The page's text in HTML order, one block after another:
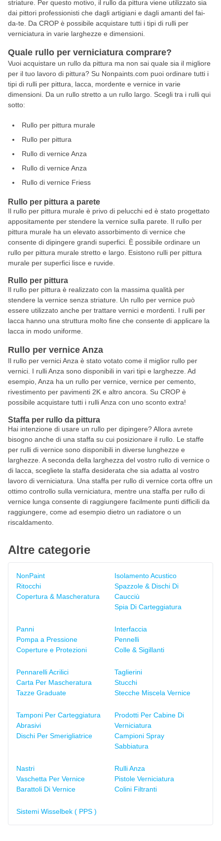
striature. Per questo motivo, il rullo da pittura viene utilizzato sia
dai pittori professionisti che dagli artigiani e dagli amanti del fai-
da-te. Da CROP è possibile acquistare tutti i tipi di rulli per
verniciatura in varie larghezze e dimensioni.
Quale rullo per verniciatura comprare?
Vuoi acquistare un rullo da pittura ma non sai quale sia il migliore
per il tuo lavoro di pittura? Su Nonpaints.com puoi ordinare tutti i
tipi di rulli per pittura, lacca, mordente e vernice in varie
dimensioni. Da un rullo stretto a un rullo largo. Scegli tra i rulli qui
sotto:
Rullo per pittura murale
Rullo per pittura
Rullo di vernice Anza
Rullo di vernice Anza
Rullo di vernice Friess
Rullo per pittura a parete
Il rullo per pittura murale è privo di pelucchi ed è stato progettato
appositamente per stendere la vernice sulla parete. Il rullo per
pittura murale ha un elevato assorbimento di vernice che
consente di dipingere grandi superfici. È possibile ordinare un
rullo per pittura murale stretto e largo. Esistono rulli per pittura
murale per superfici lisce e ruvide.
Rullo per pittura
Il rullo per pittura è realizzato con la massima qualità per
stendere la vernice senza striature. Un rullo per vernice può
essere utilizzato anche per trattare vernici e mordenti. I rulli per
lacca hanno una struttura molto fine che consente di applicare la
lacca in modo uniforme.
Rullo per vernice Anza
Il rullo per vernici Anza è stato votato come il miglior rullo per
vernici. I rulli Anza sono disponibili in vari tipi e larghezze. Ad
esempio, Anza ha un rullo per vernice, vernice per cemento,
rivestimento per pavimenti 2K e altro ancora. Su CROP è
possibile acquistare tutti i rulli Anza con uno sconto extra!
Staffa per rullo da pittura
Hai intenzione di usare un rullo per dipingere? Allora avrete
bisogno anche di una staffa su cui posizionare il rullo. Le staffe
per rulli di vernice sono disponibili in diverse lunghezze e
larghezze. A seconda della larghezza del vostro rullo di vernice o
di lacca, scegliete la staffa desiderata che sia adatta al vostro
lavoro di verniciatura. Una staffa per rullo di vernice corta offre un
ottimo controllo sulla verniciatura, mentre una staffa per rullo di
vernice lunga consente di raggiungere facilmente punti difficili da
raggiungere, come ad esempio dietro un radiatore o un
riscaldamento.
Altre categorie
NonPaint
Ritocchi
Copertura & Mascheratura
Isolamento Acustico
Spazzole & Dischi Di
Caucciù
Spia Di Carteggiatura
Panni
Pompa a Pressione
Coperture e Protezioni
Interfaccia
Pennelli
Colle & Sigillanti
Pennarelli Acrilici
Carta Per Mascheratura
Tazze Graduate
Taglierini
Stucchi
Stecche Miscela Vernice
Tamponi Per Carteggiatura
Abrasivi
Dischi Per Smerigliatrice
Prodotti Per Cabine Di
Verniciatura
Campioni Spray
Sabbiatura
Nastri
Vaschetta Per Vernice
Barattoli Di Vernice
Rulli Anza
Pistole Verniciatura
Colini Filtranti
Sistemi Wisselbek ( PPS )